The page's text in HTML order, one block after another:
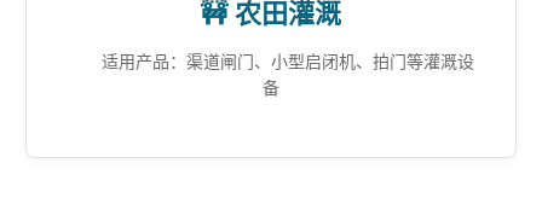
🚧 农田灌溉
适用产品：渠道闸门、小型启闭机、拍门等灌溉设
备